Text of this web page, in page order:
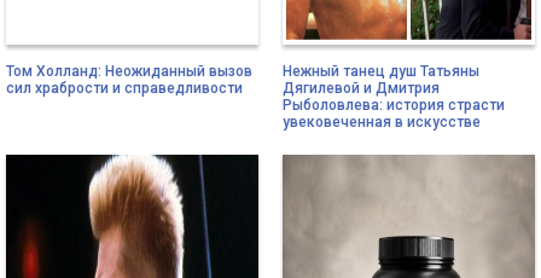
Том Холланд: Неожиданный вызов
сил храбрости и справедливости
Нежный танец душ Татьяны
Дягилевой и Дмитрия
Рыболовлева: история страсти
увековеченная в искусстве